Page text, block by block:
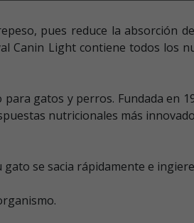
pues reduce la absorción
Canin Light contiene todos los
gatos y perros. Fundada en
nutricionales más
se sacia rápidamente e